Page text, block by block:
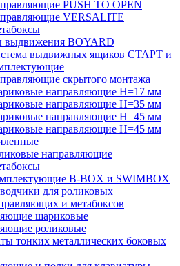
PUSH TO OPEN
VERSALITE
выдвижения BOYARD
выдвижных ящиков СТАРТ и
скрытого монтажа
направляющие H=17 мм
направляющие H=35 мм
направляющие H=45 мм
направляющие H=45 мм
направляющие
B-BOX и SWIMBOX
для роликовых
и метабоксов
шариковые
роликовые
тонких металлических боковых